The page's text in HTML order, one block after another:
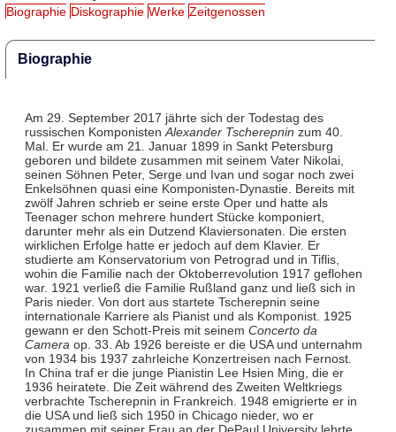
Biographie Diskographie Werke Zeitgenossen
Biographie
Am 29. September 2017 jährte sich der Todestag des
russischen Komponisten Alexander Tscherepnin zum 40.
Mal. Er wurde am 21. Januar 1899 in Sankt Petersburg
geboren und bildete zusammen mit seinem Vater Nikolai,
seinen Söhnen Peter, Serge und Ivan und sogar noch zwei
Enkelsöhnen quasi eine Komponisten-Dynastie. Bereits mit
zwölf Jahren schrieb er seine erste Oper und hatte als
Teenager schon mehrere hundert Stücke komponiert,
darunter mehr als ein Dutzend Klaviersonaten. Die ersten
wirklichen Erfolge hatte er jedoch auf dem Klavier. Er
studierte am Konservatorium von Petrograd und in Tiflis,
wohin die Familie nach der Oktoberrevolution 1917 geflohen
war. 1921 verließ die Familie Rußland ganz und ließ sich in
Paris nieder. Von dort aus startete Tscherepnin seine
internationale Karriere als Pianist und als Komponist. 1925
gewann er den Schott-Preis mit seinem Concerto da
Camera op. 33. Ab 1926 bereiste er die USA und unternahm
von 1934 bis 1937 zahrleiche Konzertreisen nach Fernost.
In China traf er die junge Pianistin Lee Hsien Ming, die er
1936 heiratete. Die Zeit während des Zweiten Weltkriegs
verbrachte Tscherepnin in Frankreich. 1948 emigrierte er in
die USA und ließ sich 1950 in Chicago nieder, wo er